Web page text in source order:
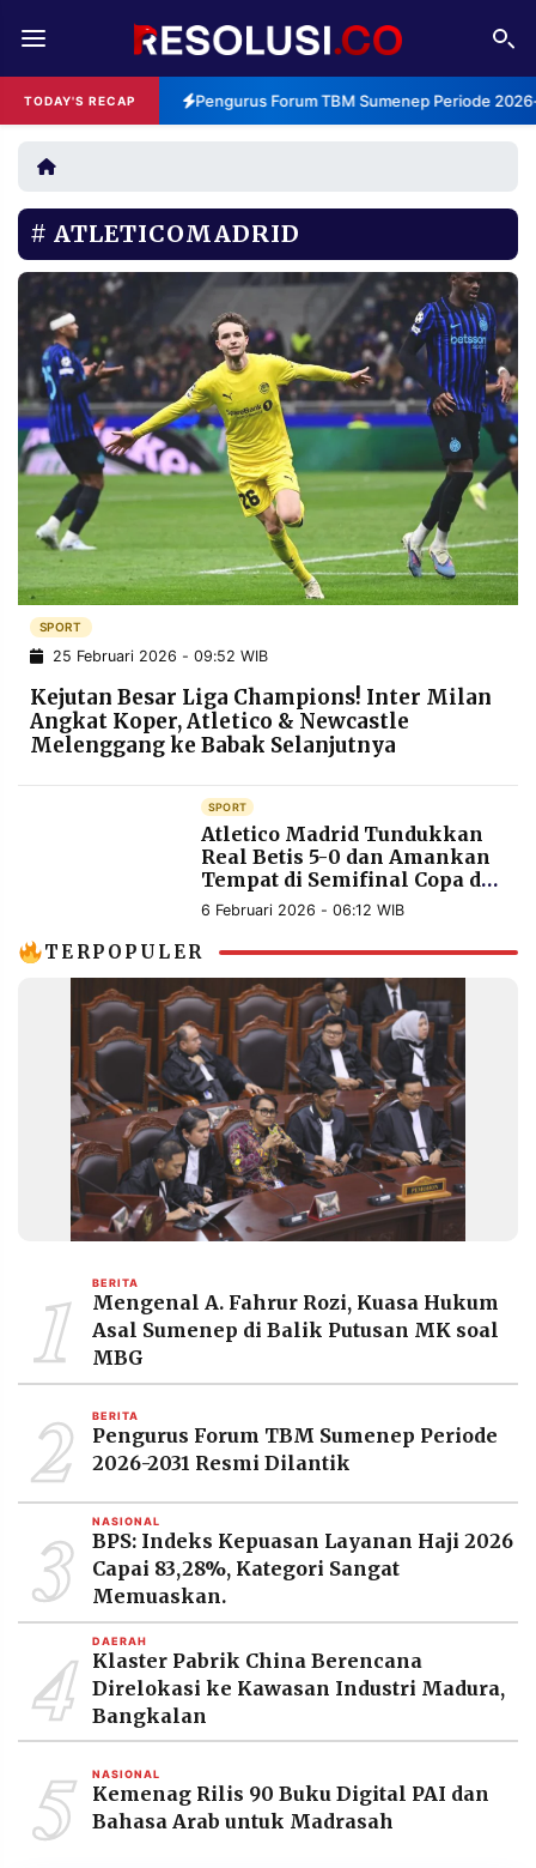
TODAY'S RECAP Pengurus Forum TBM Sumenep Periode
REDAKSI TENTANG
RESOLUSI IKLAN
RUBRIKASI
EDITORIAL AKSARA
FINANSIA PERSONA
DAERAH NASIONAL
MANCA SPORT
INFORMASI
PRIVACY
POLICY WARGA
INFORMASI
IKLAN
KIRIM
PENGADUAN TERM
OF
SERVICE
MEDIA
PRAMUDITA
Resolusi.co
RESOLUSI
MEDIA
PRAMUDITA
ATLETICOMADRID
SPORT
25 Februari 2026 - 09:52 WIB
Kejutan Besar Liga Champions! Inter Milan
Angkat Koper, Atletico & Newcastle
Melenggang ke Babak Selanjutnya
SPORT
Atletico Madrid Tundukkan
Real Betis 5-0 dan Amankan
Tempat di Semifinal Copa del
Rey
6 Februari 2026 - 06:12 WIB
TERPOPULER
1 BERITA
Mengenal A. Fahrur Rozi, Kuasa Hukum
Asal Sumenep di Balik Putusan MK soal
MBG
2 BERITA
Pengurus Forum TBM Sumenep Periode
2026-2031 Resmi Dilantik
3 NASIONAL
BPS: Indeks Kepuasan Layanan Haji 2026
Capai 83,28%, Kategori Sangat
Memuaskan.
4 DAERAH
Klaster Pabrik China Berencana
Direlokasi ke Kawasan Industri Madura,
Bangkalan
5 NASIONAL
Kemenag Rilis 90 Buku Digital PAI dan
Bahasa Arab untuk Madrasah